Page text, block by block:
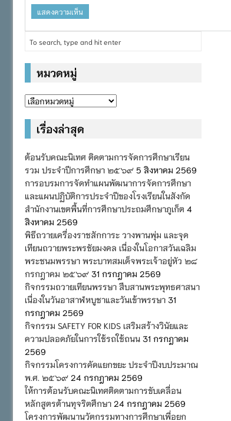
หมวดหมู่
หมวด
เรื่องล่าสุด
ต้อนรับคณะนิเทศ ติดตามการจัดการศึกษาเรียน
รวม ประจำปีการศึกษา ๒๕๖๙ 5 สิงหาคม 2569
การอบรมการจัดทำแผนพัฒนาการจัดการศึกษา
และแผนปฏิบัติการประจำปีของโรงเรียนในสังกัด
สำนักงานเขตพื้นที่การศึกษาประถมศึกษาภูเก็ต 4
สิงหาคม 2569
พิธีถวายเครื่องราชสักการะ วางพานพุ่ม และจุด
เทียนถวายพระพรชัยมงคล เนื่องในโอกาสวันเฉลิม
พระชนมพรรษา พระบาทสมเด็จพระเจ้าอยู่หัว ๒๘
กรกฎาคม ๒๕๖๙ 31 กรกฎาคม 2569
กิจกรรมถวายเทียนพรรษา สืบสานพระพุทธศาสนา
เนื่องในวันอาสาฬหบูชาและวันเข้าพรรษา 31
กรกฎาคม 2569
กิจกรรม SAFETY FOR KIDS เสริมสร้างวินัยและ
ความปลอดภัยในการใช้รถใช้ถนน 31 กรกฎาคม
2569
กิจกรรมโครงการคัดแยกขยะ ประจำปีงบประมาณ
พ.ศ. ๒๕๖๙ 24 กรกฎาคม 2569
ให้การต้อนรับคณะนิเทศติดตามการขับเคลื่อน
หลักสูตรต้านทุจริตศึกษา 24 กรกฎาคม 2569
โครงการพัฒนานวัตกรรมทางการศึกษาเพื่อยก